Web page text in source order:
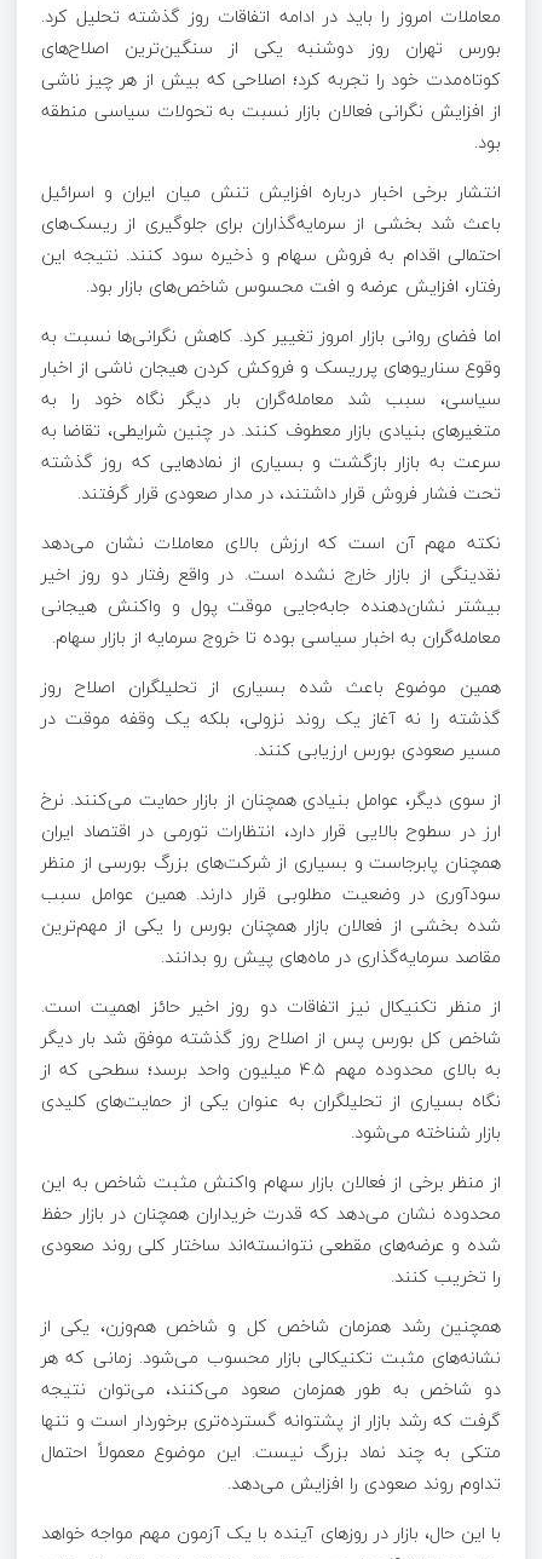
معاملات امروز را باید در ادامه اتفاقات روز گذشته تحلیل کرد.
بورس تهران روز دوشنبه یکی از سنگین‌ترین اصلاح‌های
کوتاه‌مدت خود را تجربه کرد؛ اصلاحی که بیش از هر چیز ناشی
از افزایش نگرانی فعالان بازار نسبت به تحولات سیاسی منطقه
بود.
انتشار برخی اخبار درباره افزایش تنش میان ایران و اسرائیل
باعث شد بخشی از سرمایه‌گذاران برای جلوگیری از ریسک‌های
احتمالی اقدام به فروش سهام و ذخیره سود کنند. نتیجه این
رفتار، افزایش عرضه و افت محسوس شاخص‌های بازار بود.
اما فضای روانی بازار امروز تغییر کرد. کاهش نگرانی‌ها نسبت به
وقوع سناریوهای پرریسک و فروکش کردن هیجان ناشی از اخبار
سیاسی، سبب شد معامله‌گران بار دیگر نگاه خود را به
متغیرهای بنیادی بازار معطوف کنند. در چنین شرایطی، تقاضا به
سرعت به بازار بازگشت و بسیاری از نمادهایی که روز گذشته
تحت فشار فروش قرار داشتند، در مدار صعودی قرار گرفتند.
نکته مهم آن است که ارزش بالای معاملات نشان می‌دهد
نقدینگی از بازار خارج نشده است. در واقع رفتار دو روز اخیر
بیشتر نشان‌دهنده جابه‌جایی موقت پول و واکنش هیجانی
معامله‌گران به اخبار سیاسی بوده تا خروج سرمایه از بازار سهام.
همین موضوع باعث شده بسیاری از تحلیلگران اصلاح روز
گذشته را نه آغاز یک روند نزولی، بلکه یک وقفه موقت در
مسیر صعودی بورس ارزیابی کنند.
از سوی دیگر، عوامل بنیادی همچنان از بازار حمایت می‌کنند. نرخ
ارز در سطوح بالایی قرار دارد، انتظارات تورمی در اقتصاد ایران
همچنان پابرجاست و بسیاری از شرکت‌های بزرگ بورسی از منظر
سودآوری در وضعیت مطلوبی قرار دارند. همین عوامل سبب
شده بخشی از فعالان بازار همچنان بورس را یکی از مهم‌ترین
مقاصد سرمایه‌گذاری در ماه‌های پیش رو بدانند.
از منظر تکنیکال نیز اتفاقات دو روز اخیر حائز اهمیت است.
شاخص کل بورس پس از اصلاح روز گذشته موفق شد بار دیگر
به بالای محدوده مهم ۴.۵ میلیون واحد برسد؛ سطحی که از
نگاه بسیاری از تحلیلگران به عنوان یکی از حمایت‌های کلیدی
بازار شناخته می‌شود.
از منظر برخی از فعالان بازار سهام واکنش مثبت شاخص به این
محدوده نشان می‌دهد که قدرت خریداران همچنان در بازار حفظ
شده و عرضه‌های مقطعی نتوانسته‌اند ساختار کلی روند صعودی
را تخریب کنند.
همچنین رشد همزمان شاخص کل و شاخص هم‌وزن، یکی از
نشانه‌های مثبت تکنیکالی بازار محسوب می‌شود. زمانی که هر
دو شاخص به طور همزمان صعود می‌کنند، می‌توان نتیجه
گرفت که رشد بازار از پشتوانه گسترده‌تری برخوردار است و تنها
متکی به چند نماد بزرگ نیست. این موضوع معمولاً احتمال
تداوم روند صعودی را افزایش می‌دهد.
با این حال، بازار در روزهای آینده با یک آزمون مهم مواجه خواهد